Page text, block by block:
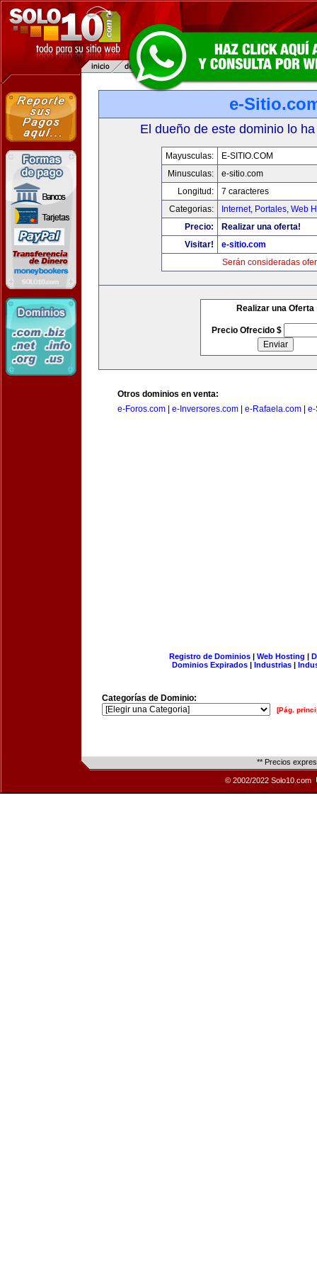
e-
El dueño de este dominio lo
Mayusculas:
E-SITIO.COM
Minusculas:
e-sitio.com
Longitud:
7 caracteres
Categorias:
Internet, Portales, Web
Precio:
Realizar una oferta!
Visitar!
e-sitio.com
Serán consideradas
Realizar una Oferta
Precio Ofrecido $
Otros dominios en venta:
e-Foros.com
e-Inversores.com e-Rafaela.com e-
Registro de Dominios| Web Hosting |
Dominios Expirados | Industrias |
Categorías de Dominio:
[Pág.
** Precios
© 2002/2022 Solo10.com